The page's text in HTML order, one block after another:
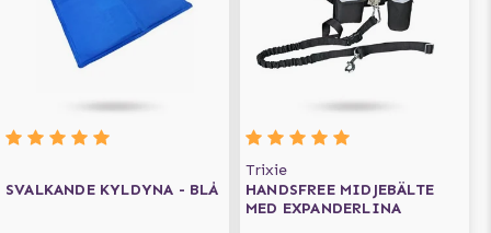
SVALKANDE KYLDYNA - BLÅ
Trixie
HANDSFREE MIDJEBÄLTE
MED EXPANDERLINA